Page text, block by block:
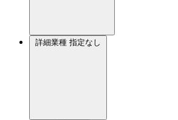
詳細業種 指定なし